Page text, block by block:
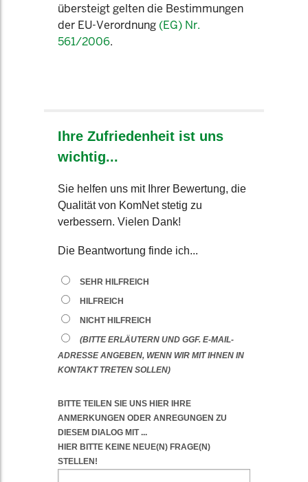
übersteigt gelten die Bestimmungen
der EU-Verordnung (EG) Nr.
561/2006.